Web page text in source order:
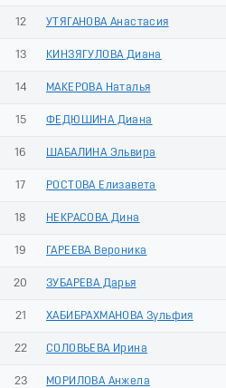
12 УТЯГАНОВА Анастасия
13 КИНЗЯГУЛОВА Диана
14 МАКЕРОВА Наталья
15 ФЕДЮШИНА Диана
16 ШАБАЛИНА Эльвира
17 РОСТОВА Елизавета
18 НЕКРАСОВА Дина
19 ГАРЕЕВА Вероника
20 ЗУБАРЕВА Дарья
21 ХАБИБРАХМАНОВА Зульфия
22 СОЛОВЬЕВА Ирина
23 МОРИЛОВА Анжела